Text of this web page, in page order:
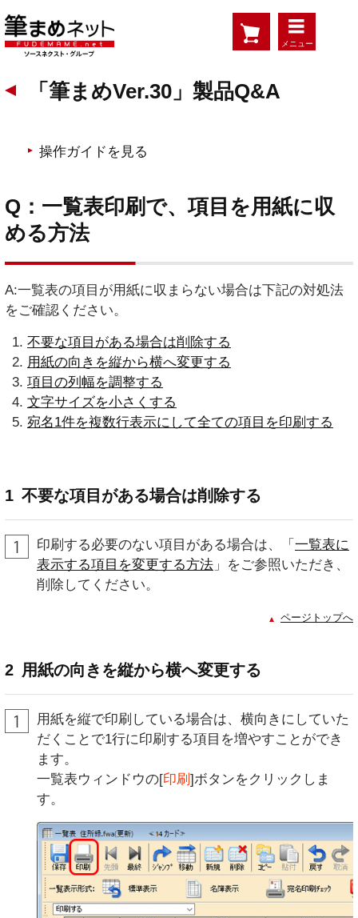
メニュー
「筆まめVer.30」製品Q&A
操作ガイドを見る
Q：一覧表印刷で、項目を用紙に収
める方法
A:一覧表の項目が用紙に収まらない場合は下記の対処法
をご確認ください。
不要な項目がある場合は削除する
用紙の向きを縦から横へ変更する
項目の列幅を調整する
文字サイズを小さくする
宛名1件を複数行表示にして全ての項目を印刷する
1 不要な項目がある場合は削除する
印刷する必要のない項目がある場合は、「 一覧表に
表示する項目を変更する方法 」をご参照いただき、
削除してください。
ページトップへ
2 用紙の向きを縦から横へ変更する
用紙を縦で印刷している場合は、横向きにしていた
だくことで1行に印刷する項目を増やすことができ
ます。
一覧表ウィンドウの[印刷 ]ボタンをクリックしま
す。